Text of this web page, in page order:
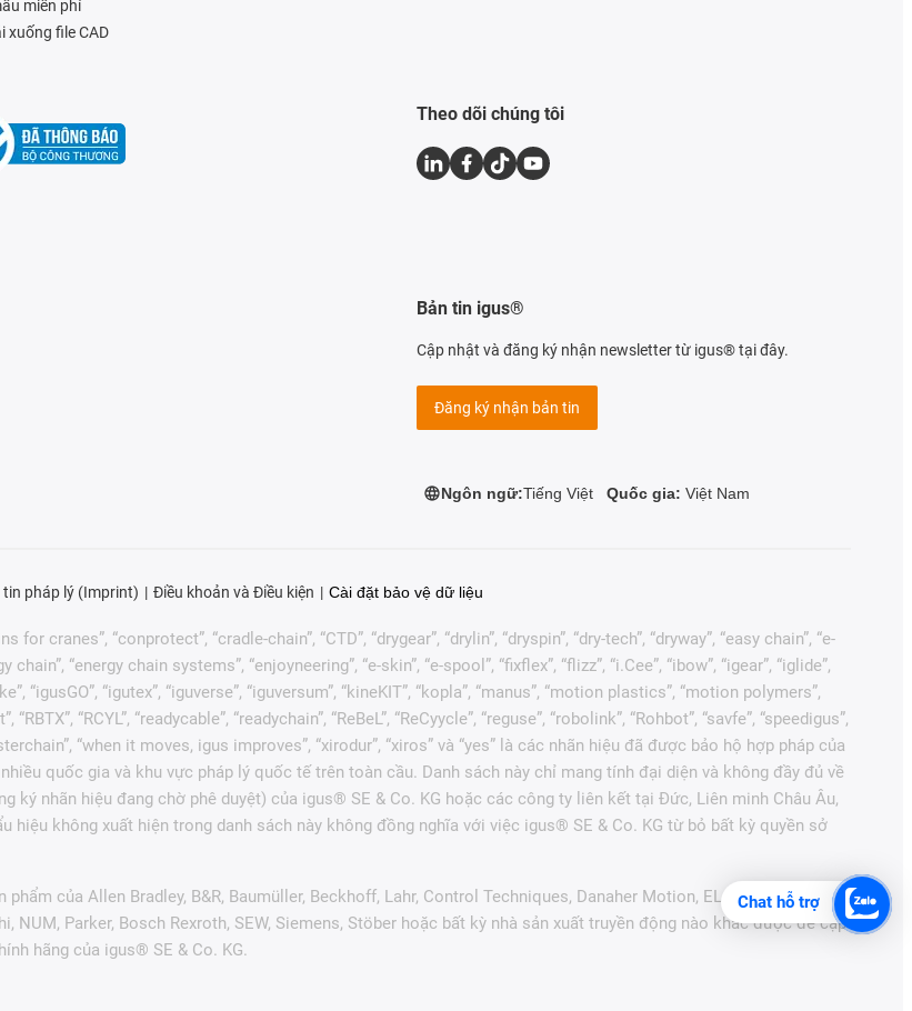
miễn phí
xuống file CAD
Theo dõi chúng tôi
Bản tin igus®
Cập nhật và đăng ký nhận newsletter từ igus® tại đây.
Đăng ký nhận bản tin
Ngôn ngữ:Tiếng Việt Quốc gia: Việt Nam
tin pháp lý (Imprint) Điều khoản và Điều kiện Cài đặt bảo vệ dữ liệu
for cranes”, “conprotect”, “cradle-chain”, “CTD”, “drygear”, “drylin”, “dryspin”, “dry-tech”, “dryway”, “easy chain”, “e-
“energy chain systems”, “enjoyneering”, “e-skin”, “e-spool”, “fixflex”, “flizz”, “i.Cee”, “ibow”, “igear”, “iglide”,
“igusGO”, “igutex”, “iguverse”, “iguversum”, “kineKIT”, “kopla”, “manus”, “motion plastics”, “motion polymers”,
“RCYL”, “readycable”, “readychain”, “ReBeL”, “ReCyycle”, “reguse”, “robolink”, “Rohbot”, “savfe”, “speedigus”,
“when it moves, igus improves”, “xirodur”, “xiros” và “yes” là các nhãn hiệu đã được bảo hộ hợp pháp của
quốc gia và khu vực pháp lý quốc tế trên toàn cầu. Danh sách này chỉ mang tính đại diện và không đầy đủ về
ký nhãn hiệu đang chờ phê duyệt) của igus® SE & Co. KG hoặc các công ty liên kết tại Đức, Liên minh Châu Âu,
không xuất hiện trong danh sách này không đồng nghĩa với việc igus® SE & Co. KG từ bỏ bất kỳ quyền sở
của Allen Bradley, B&R, Baumüller, Beckhoff, Lahr, Control Techniques, Danaher Motion, ELAU, FAGOR,
NUM, Parker, Bosch Rexroth, SEW, Siemens, Stöber hoặc bất kỳ nhà sản xuất truyền động nào khác được đề cập
hãng của igus® SE & Co. KG.
Chat hỗ trợ